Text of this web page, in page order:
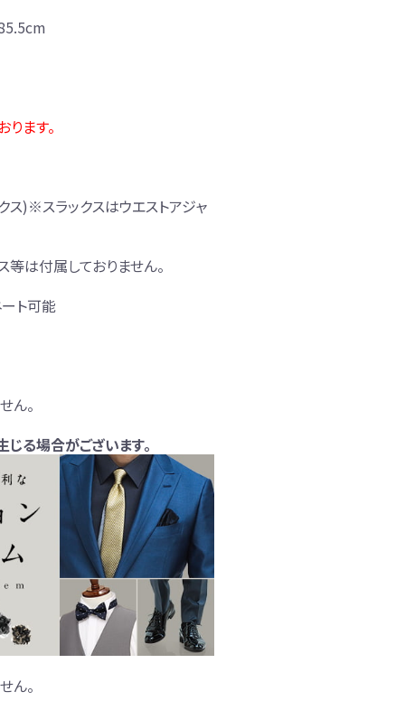
ます。
ス)※スラックスはウエストアジャ
等は付属しておりません。
ト可能
ん。
る場合がございます。
ん。